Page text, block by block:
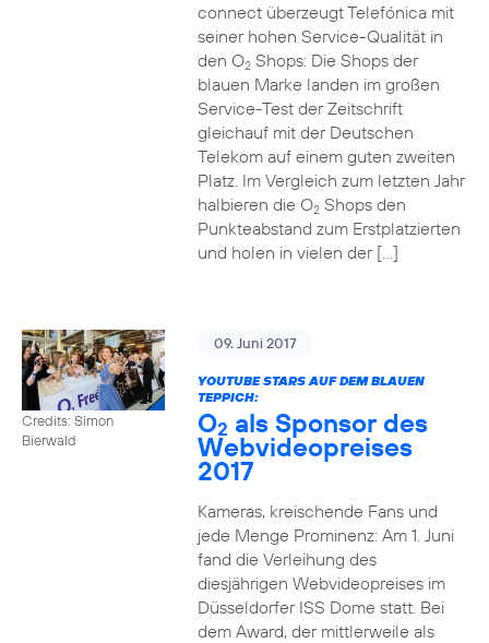
connect überzeugt Telefónica mit
seiner hohen Service-Qualität in
den O2Shops: Die Shops der
blauen Marke landen im großen
Service-Test der Zeitschrift
gleichauf mit der Deutschen
Telekom auf einem guten zweiten
Platz. Im Vergleich zum letzten Jahr
halbieren die O2Shops den
Punkteabstand zum Erstplatzierten
und holen in vielen der […]
Credits: Simon
Bierwald
09. Juni 2017
YOUTUBE STARS AUF DEM BLAUEN
TEPPICH:
O2 als Sponsor des
Webvideopreises
2017
Kameras, kreischende Fans und
jede Menge Prominenz: Am 1. Juni
fand die Verleihung des
diesjährigen Webvideopreises im
Düsseldorfer ISS Dome statt. Bei
dem Award, der mittlerweile als